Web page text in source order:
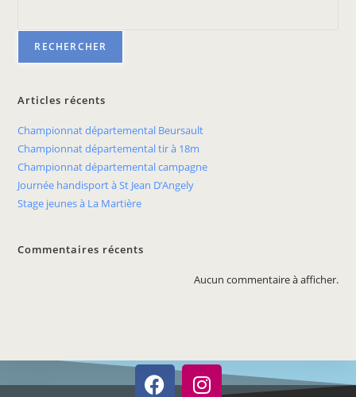
RECHERCHER
Articles récents
Championnat départemental Beursault
Championnat départemental tir à 18m
Championnat départemental campagne
Journée handisport à St Jean D’Angely
Stage jeunes à La Martière
Commentaires récents
Aucun commentaire à afficher.